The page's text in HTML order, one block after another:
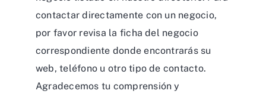
contactar directamente con un negocio,
por favor revisa la ficha del negocio
correspondiente donde encontrarás su
web, teléfono u otro tipo de contacto.
Agradecemos tu comprensión y